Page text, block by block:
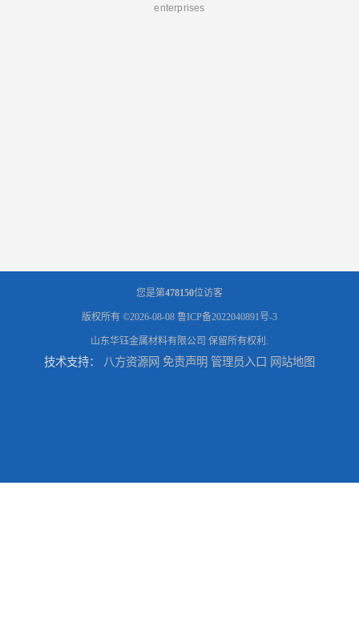
enterprises
您是第478150位访客
版权所有 ©2026-08-08 鲁ICP备2022040891号-3
山东华钰金属材料有限公司 保留所有权利.
技术支持： 八方资源网 免责声明 管理员入口 网站地图